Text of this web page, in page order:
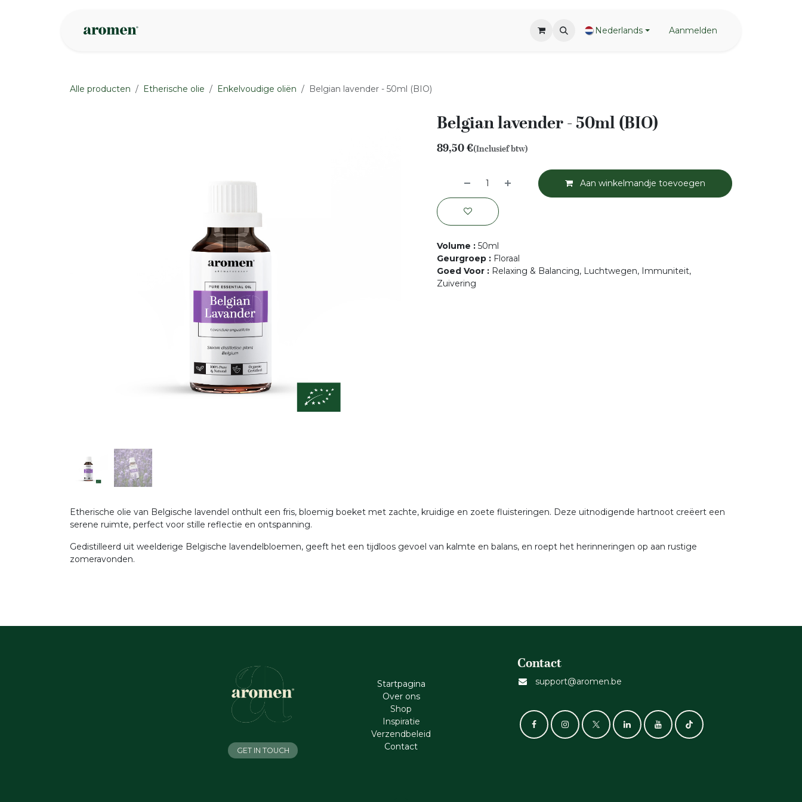
Nederlands Aanmelden
Alle producten Etherische olie Enkelvoudige oliën Belgian lavender - 50ml (BIO)
Belgian lavender - 50ml (BIO)
89,50€(Inclusief btw)
Aan winkelmandje toevoegen
Volume : 50ml
Geurgroep : Floraal
Goed Voor : Relaxing & Balancing, Luchtwegen, Immuniteit,
Zuivering
Etherische olie van Belgische lavendel onthult een fris, bloemig boeket met zachte, kruidige en zoete fluisteringen. Deze uitnodigende hartnoot creëert een
serene ruimte, perfect voor stille reflectie en ontspanning.
Gedistilleerd uit weelderige Belgische lavendelbloemen, geeft het een tijdloos gevoel van kalmte en balans, en roept het herinneringen op aan rustige
zomeravonden.
Startpagina
Ove​r​ ons
Shop
Inspiratie
Verzendbeleid
Cont​act
Contact
support@aromen.be
GET IN TOUCH